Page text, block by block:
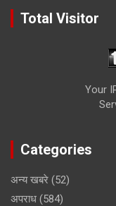
Total Visitor
Your
Categories
अन्य खबरे (52)
अपराध (584)